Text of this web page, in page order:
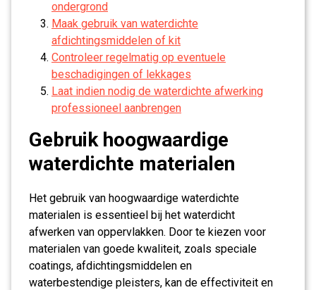
ondergrond
Maak gebruik van waterdichte
afdichtingsmiddelen of kit
Controleer regelmatig op eventuele
beschadigingen of lekkages
Laat indien nodig de waterdichte afwerking
professioneel aanbrengen
Gebruik hoogwaardige
waterdichte materialen
Het gebruik van hoogwaardige waterdichte
materialen is essentieel bij het waterdicht
afwerken van oppervlakken. Door te kiezen voor
materialen van goede kwaliteit, zoals speciale
coatings, afdichtingsmiddelen en
waterbestendige pleisters, kan de effectiviteit en